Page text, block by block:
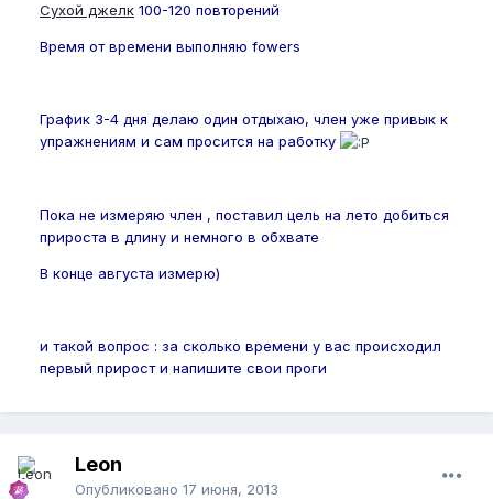
Сухой джелк 100-120 повторений
Время от времени выполняю fowers
График 3-4 дня делаю один отдыхаю, член уже привык к
упражнениям и сам просится на работку
Пока не измеряю член , поставил цель на лето добиться
прироста в длину и немного в обхвате
В конце августа измерю)
и такой вопрос : за сколько времени у вас происходил
первый прирост и напишите свои проги
Leon
Опубликовано 17 июня, 2013